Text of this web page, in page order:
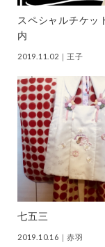
スペシャルチケッ
内
2019.11.02 ｜王子
七五三
2019.10.16 ｜赤羽